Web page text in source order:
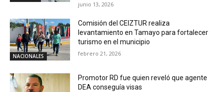
junio 13, 2026
NACIONALES
Comisión del CEIZTUR realiza
levantamiento en Tamayo para fortalecer
turismo en el municipio
febrero 21, 2026
Promotor RD fue quien reveló que agente
DEA conseguía visas